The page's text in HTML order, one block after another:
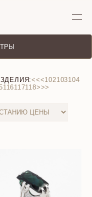
<<<102103104
116117118>>>